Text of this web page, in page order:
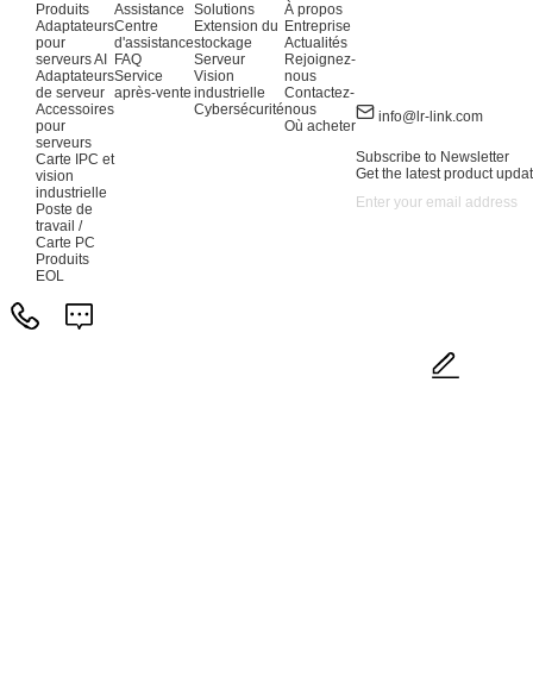
Produits
Adaptateurs
pour
serveurs AI
Adaptateurs
de serveur
Accessoires
pour
serveurs
Carte IPC et
vision
industrielle
Poste de
travail /
Carte PC
Produits
EOL
Assistance
Centre
d'assistance
FAQ
Service
après-vente
Solutions
Extension du
stockage
Serveur
Vision
industrielle
Cybersécurité
À propos
Entreprise
Actualités
Rejoignez-
nous
Contactez-
nous
Où acheter
info@lr-link.com
Subscribe to Newsletter
Get the latest product